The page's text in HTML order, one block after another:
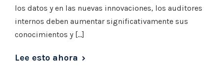
los datos y en las nuevas innovaciones, los auditores
internos deben aumentar significativamente sus
conocimientos y […]
Lee esto ahora